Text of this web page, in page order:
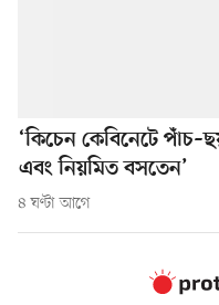
‘কিচেন কেবিনেটে
এবং নিয়মিত বসতেন’
৪ ঘণ্টা আগে